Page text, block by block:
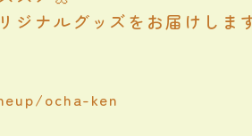
ジナルグッズをお届けしま
ocha-ken